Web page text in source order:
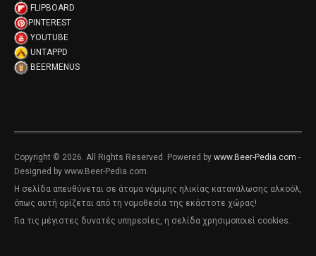
FLIPBOARD
PINTEREST
YOUTUBE
UNTAPPD
BEERMENUS
Copyright © 2026. All Rights Reserved. Powered by www.Beer-Pedia.com -
Designed by www.Beer-Pedia.com.
Η σελίδα απευθύνεται σε άτομα νόμιμης ηλικίας κατανάλωσης αλκοόλ,
όπως αυτή ορίζεται από τη νομοθεσία της εκάστοτε χώρας!
Για τις μέγιστες δυνατές υπηρεσίες, η σελίδα χρησιμοποιεί cookies.